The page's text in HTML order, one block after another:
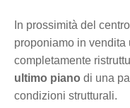
In prossimità del
proponiamo in vendita
completamente
ultimo piano di una
condizioni strutturali.